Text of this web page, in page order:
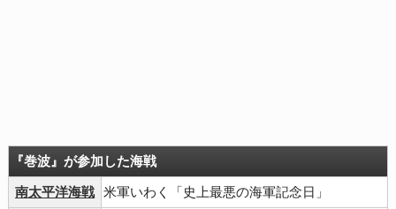
『巻波』が参加した海戦
南太平洋海戦 米軍いわく「史上最悪の海軍記念日」